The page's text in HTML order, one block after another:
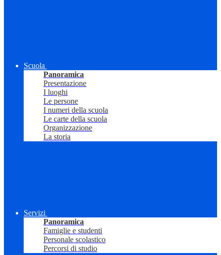
Scuola
Panoramica
Presentazione
I luoghi
Le persone
I numeri della scuola
Le carte della scuola
Organizzazione
La storia
Servizi
Panoramica
Famiglie e studenti
Personale scolastico
Percorsi di studio